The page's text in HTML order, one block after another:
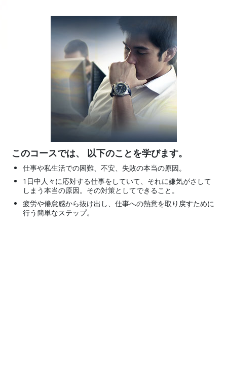
このコースでは、 以下のことを学びます。
仕事や私生活での困難、不安、失敗の本当の原因。
1日中人々に応対する仕事をしていて、それに嫌気がさして
しまう本当の原因。その対策としてできること。
疲労や倦怠感から抜け出し、仕事への熱意を取り戻すために
行う簡単なステップ。